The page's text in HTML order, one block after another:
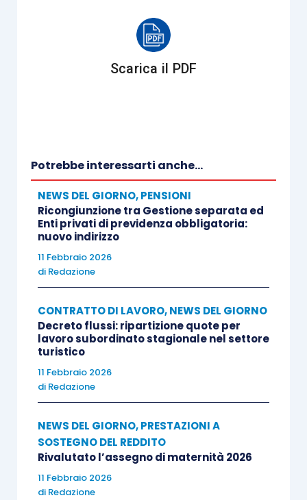
Scarica il PDF
Potrebbe interessarti anche...
NEWS DEL GIORNO,PENSIONI
Ricongiunzione tra Gestione separata ed
Enti privati di previdenza obbligatoria:
nuovo indirizzo
11 Febbraio 2026
di Redazione
CONTRATTO DI LAVORO,NEWS DEL GIORNO
Decreto flussi: ripartizione quote per
lavoro subordinato stagionale nel settore
turistico
11 Febbraio 2026
di Redazione
NEWS DEL GIORNO,PRESTAZIONI A
SOSTEGNO DEL REDDITO
Rivalutato l’assegno di maternità 2026
11 Febbraio 2026
di Redazione